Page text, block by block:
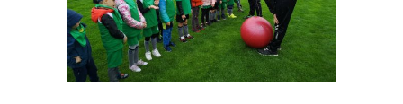
---- Švietimo pagalba
---- Tarptautiniai projektai